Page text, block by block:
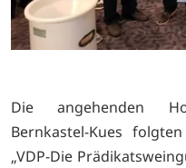
Die angehenden
Bernkastel-Kues
„VDP-Die